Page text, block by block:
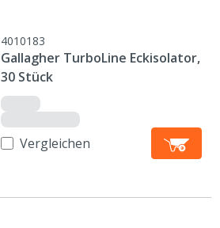
4010183
Gallagher TurboLine Eckisolator,
30 Stück
Vergleichen